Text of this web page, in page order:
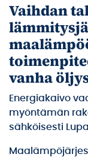
Vaihdan
vanha
Energiakaivo
myöntämän
sähköisesti